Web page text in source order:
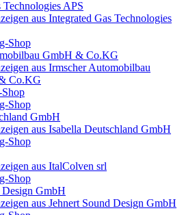
Technologies APS
aus Integrated Gas Technologies
Shop
GmbH & Co.KG
aus Irmscher Automobilbau
Co.KG
Shop
GmbH
aus Isabella Deutschland GmbH
Shop
aus ItalColven srl
Shop
Design GmbH
aus Jehnert Sound Design GmbH